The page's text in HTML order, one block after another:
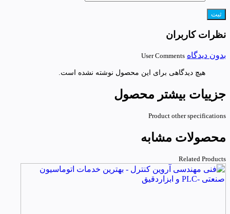
نظرات کاربران
بدون دیدگاه User Comments
هیچ دیدگاهی برای این محصول نوشته نشده است.
جزییات بیشتر محصول
Product other specifications
محصولات مشابه
Related Products